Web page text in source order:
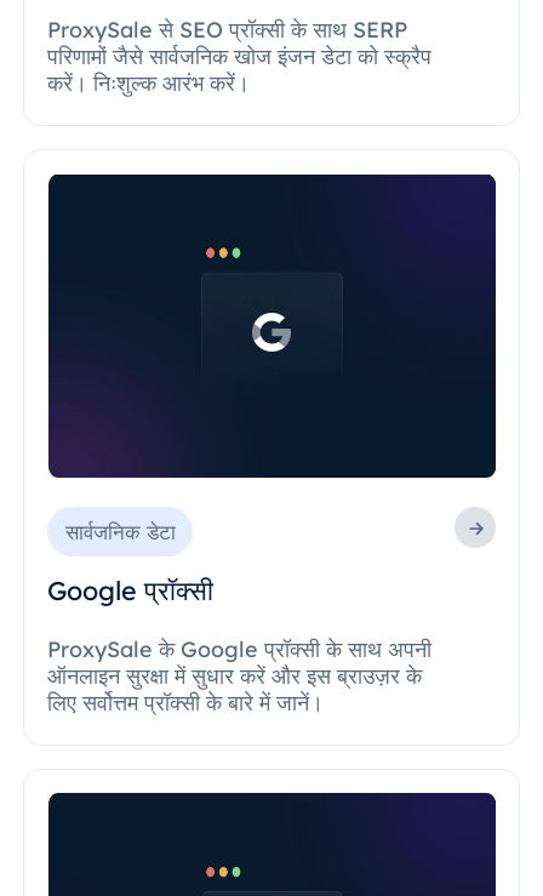
ProxySale से SEO प्रॉक्सी के साथ SERP
परिणामों जैसे सार्वजनिक खोज इंजन डेटा को स्क्रैप
करें। निःशुल्क आरंभ करें।
सार्वजनिक डेटा
Google प्रॉक्सी
ProxySale के Google प्रॉक्सी के साथ अपनी
ऑनलाइन सुरक्षा में सुधार करें और इस ब्राउज़र के
लिए सर्वोत्तम प्रॉक्सी के बारे में जानें।